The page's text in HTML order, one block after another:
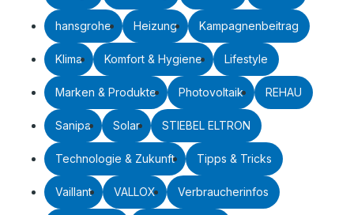
hansgrohe Heizung Kampagnenbeitrag
Klima Komfort & Hygiene Lifestyle
Marken & Produkte Photovoltaik REHAU
Sanipa Solar STIEBEL ELTRON
Technologie & Zukunft Tipps & Tricks
Vaillant VALLOX Verbraucherinfos